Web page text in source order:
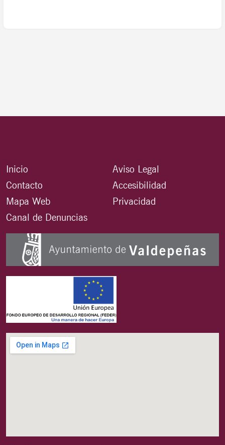
Inicio
Contacto
Mapa Web
Canal de Denuncias
Aviso Legal
Accesibilidad
Privacidad